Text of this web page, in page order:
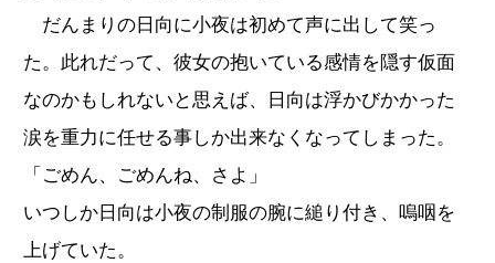
だんまりの日向に小夜は初めて声に出して笑っ
た。此れだって、彼女の抱いている感情を隠す仮面
なのかもしれないと思えば、日向は浮かびかかった
涙を重力に任せる事しか出来なくなってしまった。
「ごめん、ごめんね、さよ」
いつしか日向は小夜の制服の腕に縋り付き、嗚咽を
上げていた。